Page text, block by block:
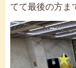
てて最後の方ま